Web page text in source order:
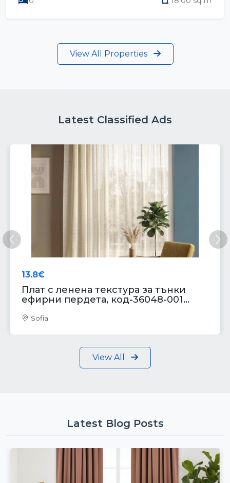
View All Properties
Latest Classified Ads
13.8€
Плат с ленена текстура за тънки
ефирни пердета, код-36048-001...
Sofia
Previous
View All
Latest Blog Posts